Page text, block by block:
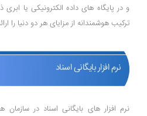
و در پایگاه‌ های داده الکترونیکی یا
ترکیب هوشمندانه از مزایای هر دو دنیا را
نرم افزار بایگانی اسناد
نرم ‌افزار های بایگانی اسناد در